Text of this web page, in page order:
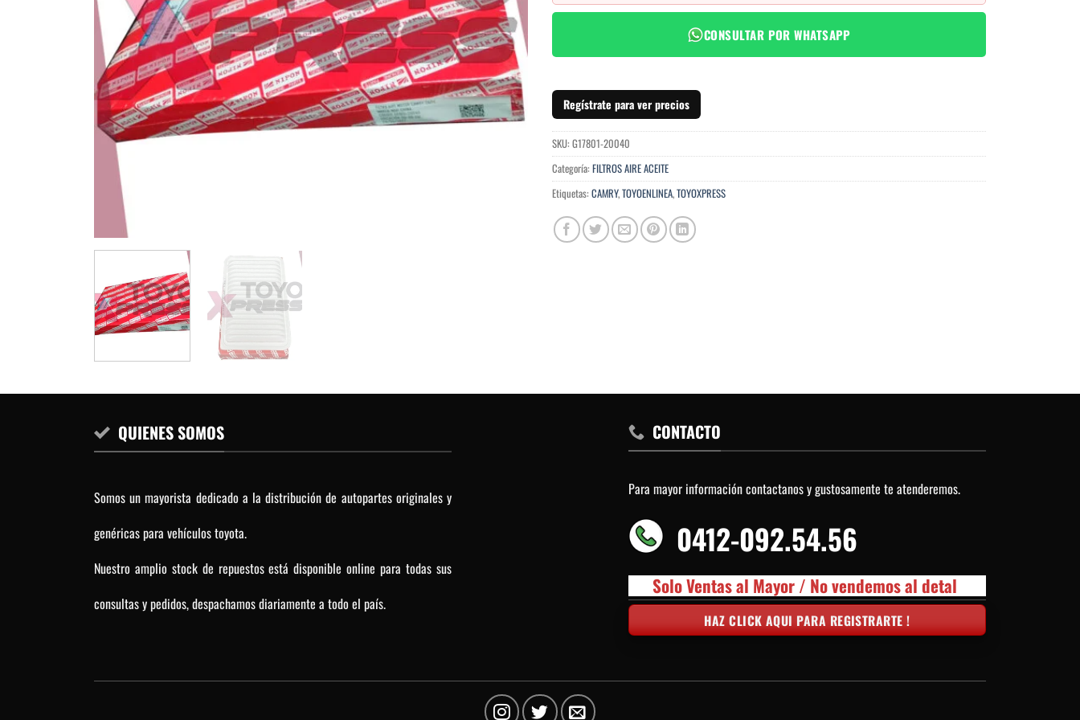
CONSULTAR POR WHATSAPP
Regístrate para ver precios
SKU: G17801-20040
Categoría: FILTROS AIRE ACEITE
Etiquetas: CAMRY,TOYOENLINEA,TOYOXPRESS
QUIENES SOMOS
Somos un mayorista dedicado a la distribución de autopartes originales y
genéricas para vehículos toyota.
Nuestro amplio stock de repuestos está disponible online para todas sus
consultas y pedidos, despachamos diariamente a todo el país.
CONTACTO
Para mayor información contactanos y gustosamente te atenderemos.
0412-092.54.56
Solo Ventas al Mayor / No vendemos al detal
HAZ CLICK AQUI PARA REGISTRARTE !